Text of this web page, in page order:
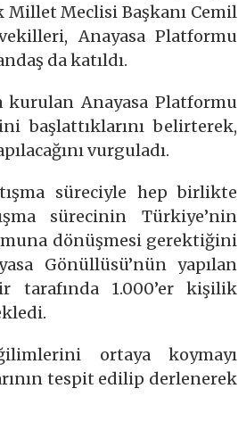
Millet Meclisi Başkanı Cemil
Anayasa Platformu
da katıldı.
kurulan Anayasa Platformu
başlattıklarını belirterek,
vurguladı.
süreciyle hep birlikte
sürecinin Türkiye’nin
dönüşmesi gerektiğini
Gönüllüsü’nün yapılan
tarafında 1.000’er kişilik
ortaya koymayı
tespit edilip derlenerek